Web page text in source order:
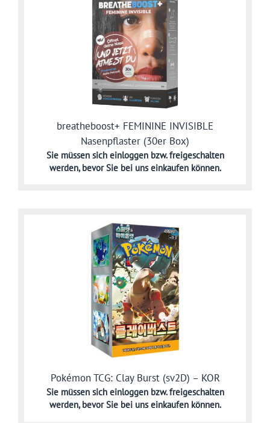
breatheboost+ FEMININE INVISIBLE
Nasenpflaster (30er Box)
Sie müssen sich einloggen bzw. freigeschalten
werden,bevor Sie bei uns einkaufen können.
Pokémon TCG: Clay Burst (sv2D) – KOR
Sie müssen sich einloggen bzw. freigeschalten
werden,bevor Sie bei uns einkaufen können.